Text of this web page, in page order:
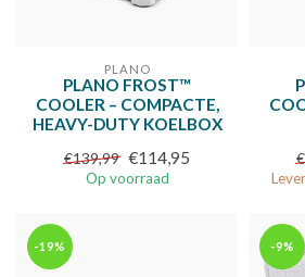
PLANO
PLANO FROST™
COOLER – COMPACTE,
HEAVY-DUTY KOELBOX
€139,99 €114,95
Op voorraad
-19% -9%